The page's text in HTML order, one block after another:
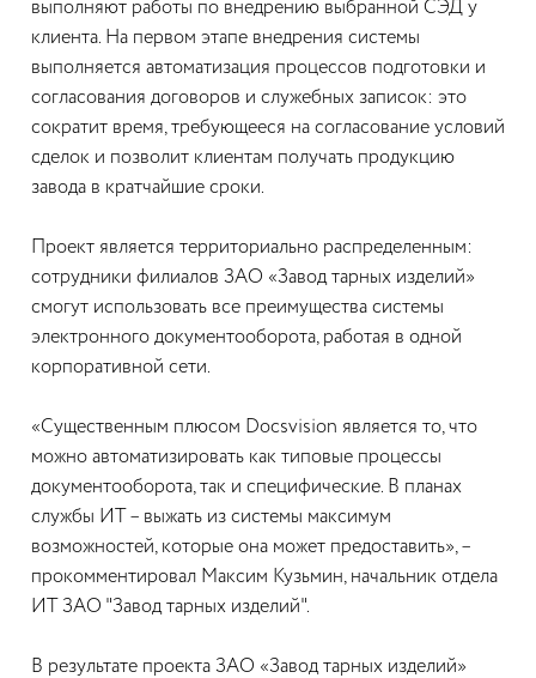
выполняют работы по внедрению выбранной СЭД у
клиента. На первом этапе внедрения системы
выполняется автоматизация процессов подготовки и
согласования договоров и служебных записок: это
сократит время, требующееся на согласование условий
сделок и позволит клиентам получать продукцию
завода в кратчайшие сроки.
Проект является территориально распределенным:
сотрудники филиалов ЗАО «Завод тарных изделий»
смогут использовать все преимущества системы
электронного документооборота, работая в одной
корпоративной сети.
«Существенным плюсом Docsvision является то, что
можно автоматизировать как типовые процессы
документооборота, так и специфические. В планах
службы ИТ – выжать из системы максимум
возможностей, которые она может предоставить», –
прокомментировал Максим Кузьмин, начальник отдела
ИТ ЗАО "Завод тарных изделий".
В результате проекта ЗАО «Завод тарных изделий»